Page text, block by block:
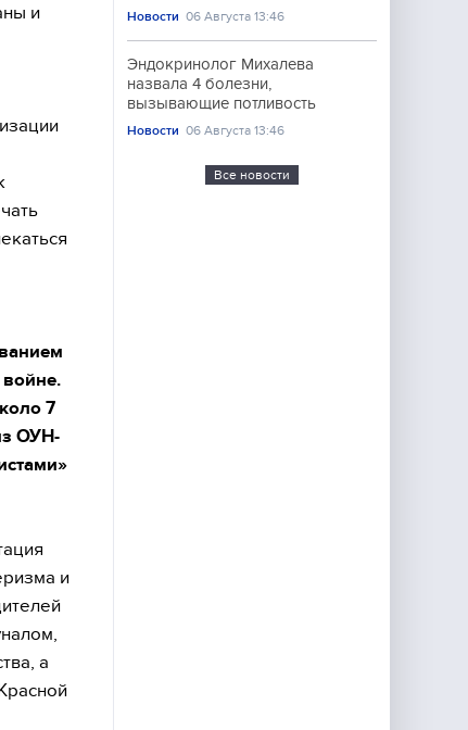
и
7
ОУН-
и
а
Новости 06 Августа 13:46
Эндокринолог Михалева
назвала 4 болезни,
вызывающие потливость
Новости 06 Августа 13:46
Все новости